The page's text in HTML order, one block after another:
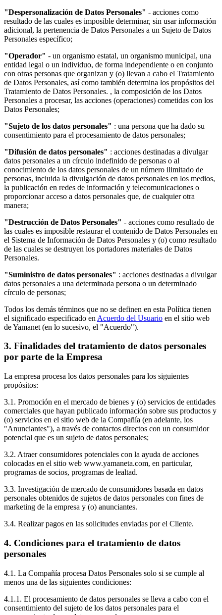
"Despersonalización de Datos Personales" - acciones como
resultado de las cuales es imposible determinar, sin usar información
adicional, la pertenencia de Datos Personales a un Sujeto de Datos
Personales específico;
"Operador" - un organismo estatal, un organismo municipal, una
entidad legal o un individuo, de forma independiente o en conjunto
con otras personas que organizan y (o) llevan a cabo el Tratamiento
de Datos Personales, así como también determina los propósitos del
Tratamiento de Datos Personales. , la composición de los Datos
Personales a procesar, las acciones (operaciones) cometidas con los
Datos Personales;
"Sujeto de los datos personales" : una persona que ha dado su
consentimiento para el procesamiento de datos personales;
"Difusión de datos personales" : acciones destinadas a divulgar
datos personales a un círculo indefinido de personas o al
conocimiento de los datos personales de un número ilimitado de
personas, incluida la divulgación de datos personales en los medios,
la publicación en redes de información y telecomunicaciones o
proporcionar acceso a datos personales que, de cualquier otra
manera;
"Destrucción de Datos Personales" - acciones como resultado de
las cuales es imposible restaurar el contenido de Datos Personales en
el Sistema de Información de Datos Personales y (o) como resultado
de las cuales se destruyen los portadores materiales de Datos
Personales.
"Suministro de datos personales" : acciones destinadas a divulgar
datos personales a una determinada persona o un determinado
círculo de personas;
Todos los demás términos que no se definen en esta Política tienen
el significado especificado en Acuerdo del Usuario en el sitio web
de Yamanet (en lo sucesivo, el "Acuerdo").
3. Finalidades del tratamiento de datos personales
por parte de la Empresa
La empresa procesa los datos personales para los siguientes
propósitos:
3.1. Promoción en el mercado de bienes y (o) servicios de entidades
comerciales que hayan publicado información sobre sus productos y
(o) servicios en el sitio web de la Compañía (en adelante, los
"Anunciantes"), a través de contactos directos con un consumidor
potencial que es un sujeto de datos personales;
3.2. Atraer consumidores potenciales con la ayuda de acciones
colocadas en el sitio web www.yamaneta.com, en particular,
programas de socios, programas de lealtad.
3.3. Investigación de mercado de consumidores basada en datos
personales obtenidos de sujetos de datos personales con fines de
marketing de la empresa y (o) anunciantes.
3.4. Realizar pagos en las solicitudes enviadas por el Cliente.
4. Condiciones para el tratamiento de datos
personales
4.1. La Compañía procesa Datos Personales solo si se cumple al
menos una de las siguientes condiciones:
4.1.1. El procesamiento de datos personales se lleva a cabo con el
consentimiento del sujeto de los datos personales para el